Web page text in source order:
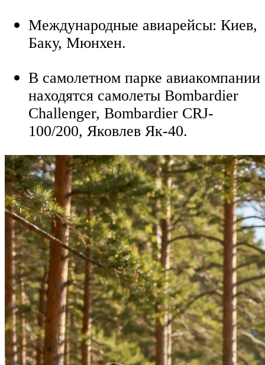
Международные авиарейсы: Киев,
Баку, Мюнхен.
В самолетном парке авиакомпании
находятся самолеты Bombardier
Challenger, Bombardier CRJ-
100/200, Яковлев Як-40.